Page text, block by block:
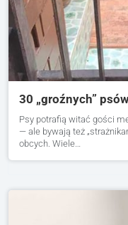
30 „groźnych”
Psy potrafią witać gości
— ale bywają też
obcych. Wiele…